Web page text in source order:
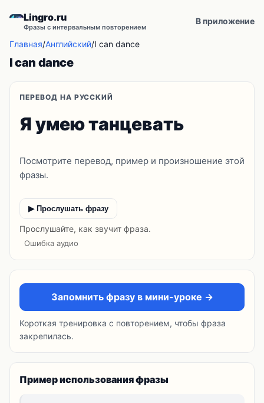
Lingro.ru
Фразы с интервальным повторением
В приложение
Главная/Английский/I can dance
I can dance
ПЕРЕВОД НА РУССКИЙ
Я умею танцевать
Посмотрите перевод, пример и произношение этой
фразы.
▶ Прослушать фразу
Прослушайте, как звучит фраза.
Ошибка аудио
Запомнить фразу в мини-уроке →
Короткая тренировка с повторением, чтобы фраза
закрепилась.
Пример использования фразы